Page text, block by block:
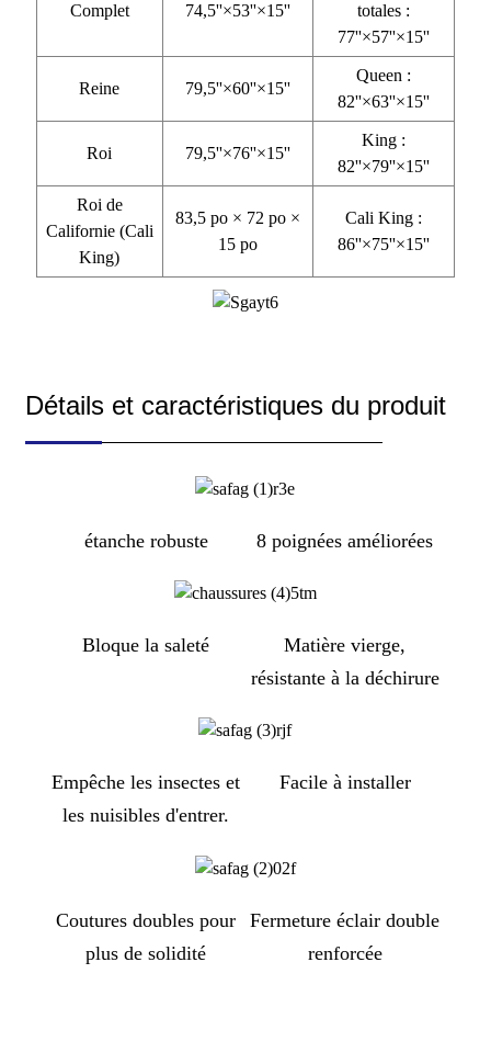
Complet 74,5''×53''×15''
totales :
77''×57''×15''
Reine 79,5''×60''×15''
Queen :
82''×63''×15''
Roi 79,5''×76''×15''
King :
82''×79''×15''
Roi de
Californie (Cali
King)
83,5 po × 72 po ×
15 po
Cali King :
86''×75''×15''
Détails et caractéristiques du produit
étanche robuste 8 poignées améliorées
Bloque la saleté
Matière vierge,
résistante à la déchirure
Empêche les insectes et
les nuisibles d'entrer.
Facile à installer
Coutures doubles pour
plus de solidité
Fermeture éclair double
renforcée